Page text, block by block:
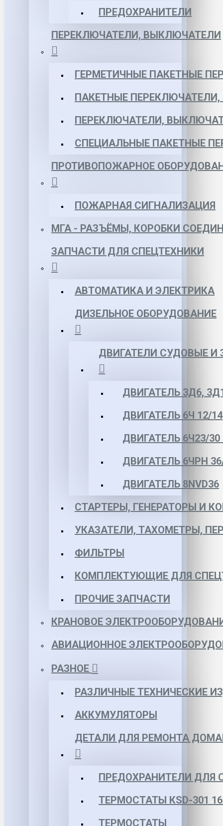
ПРЕДОХРАНИТЕЛИ
ПЕРЕКЛЮЧАТЕЛИ, ВЫКЛЮЧАТЕЛИ
ГЕРМЕТИЧНЫЕ ПАКЕТНЫЕ
ПАКЕТНЫЕ
ПЕРЕКЛЮЧАТЕЛИ,
СПЕЦИАЛЬНЫЕ ПАКЕТНЫЕ
ПРОТИВОПОЖАРНОЕ
ПОЖАРНАЯ СИГНАЛИЗАЦИЯ
МГА - РАЗЪЁМЫ, КОРОБКИ
ЗАПЧАСТИ ДЛЯ СПЕЦТЕХНИКИ
АВТОМАТИКА И ЭЛЕКТРИКА
ДИЗЕЛЬНОЕ ОБОРУДОВАНИЕ
ДВИГАТЕЛИ СУДОВЫЕ И
ДВИГАТЕЛЬ 3Д6,
ДВИГАТЕЛЬ 6Ч 12/14
ДВИГАТЕЛЬ 6Ч23/30
ДВИГАТЕЛЬ 6ЧРН
ДВИГАТЕЛЬ 8NVD36
СТАРТЕРЫ, ГЕНЕРАТОРЫ И
УКАЗАТЕЛИ, ТАХОМЕТРЫ,
ФИЛЬТРЫ
КОМПЛЕКТУЮЩИЕ ДЛЯ
ПРОЧИЕ ЗАПЧАСТИ
КРАНОВОЕ
АВИАЦИОННОЕ
РАЗНОЕ
РАЗЛИЧНЫЕ ТЕХНИЧЕСКИЕ
АККУМУЛЯТОРЫ
ДЕТАЛИ ДЛЯ РЕМОНТА
ПРЕДОХРАНИТЕЛИ ДЛЯ
ТЕРМОСТАТЫ КSD-301
ТЕРМОСТАТЫ